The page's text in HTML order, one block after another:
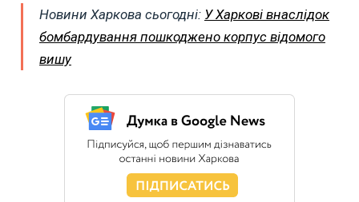
Новини Харкова сьогодні: У Харкові внаслідок
бомбардування пошкоджено корпус відомого
вишу